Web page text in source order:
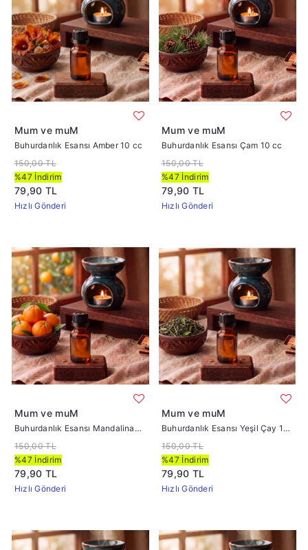
Mum ve muM
Buhurdanlık Esansı Amber 10 cc
150,00 TL
%47 İndirim
79,90 TL
Hızlı Gönderi
Mum ve muM
Buhurdanlık Esansı Çam 10 cc
150,00 TL
%47 İndirim
79,90 TL
Hızlı Gönderi
Mum ve muM
Buhurdanlık Esansı Mandalina
10 cc
150,00 TL
%47 İndirim
79,90 TL
Hızlı Gönderi
Mum ve muM
Buhurdanlık Esansı Yeşil Çay 10
cc
150,00 TL
%47 İndirim
79,90 TL
Hızlı Gönderi